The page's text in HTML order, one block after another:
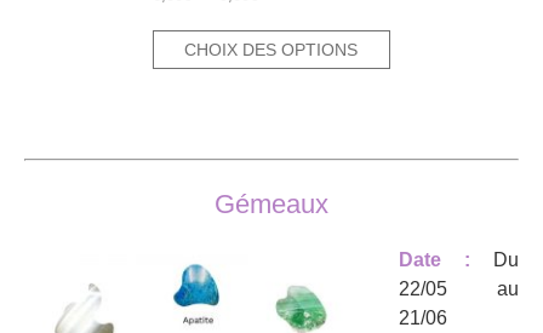
5.00
prix :
CHOIX DES OPTIONS
produit
Gémeaux
Date :
Du
22/05 au
21/06